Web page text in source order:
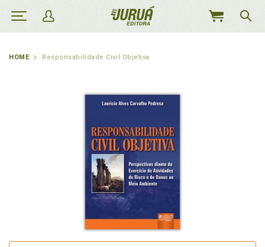
MEU
HOME Responsabilidade Civil Objetiva